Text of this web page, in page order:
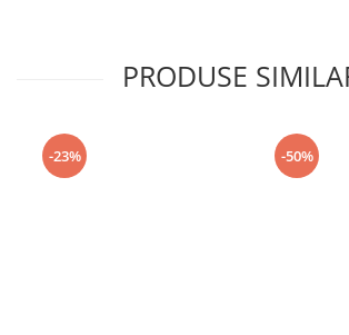
PRODUSE
-23% -50%